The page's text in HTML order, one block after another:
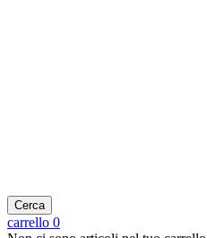
Cerca
carrello 0